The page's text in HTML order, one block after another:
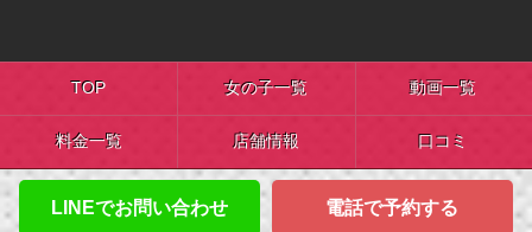
TOP 女の子一覧 動画一覧
料金一覧 店舗情報 口コミ
LINEでお問い合わせ 電話で予約する